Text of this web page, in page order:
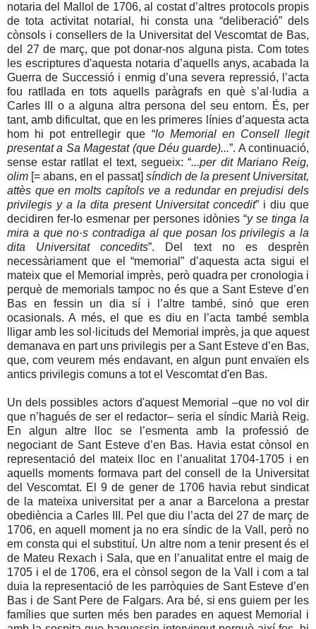
notaria del Mallol de 1706, al costat d’altres protocols propis
de tota activitat notarial, hi consta una “deliberació” dels
cònsols i consellers de la Universitat del Vescomtat de Bas,
del 27 de març, que pot donar-nos alguna pista. Com totes
les escriptures d'aquesta notaria d’aquells anys, acabada la
Guerra de Successió i enmig d’una severa repressió, l’acta
fou ratllada en tots aquells paràgrafs en què s’al·ludia a
Carles III o a alguna altra persona del seu entorn. És, per
tant, amb dificultat, que en les primeres línies d’aquesta acta
hom hi pot entrellegir que “lo Memorial en Consell llegit
presentat a Sa Magestat (que Déu guarde)...”. A continuació,
sense estar ratllat el text, segueix: “...per dit Mariano Reig,
olim [= abans, en el passat] síndich de la present Universitat,
attès que en molts capítols ve a redundar en prejudisi dels
privilegis y a la dita present Universitat concedit” i diu que
decidiren fer-lo esmenar per persones idònies “y se tinga la
mira a que no·s contradiga al que posan los privilegis a la
dita Universitat concedits”. Del text no es desprèn
necessàriament que el “memorial” d’aquesta acta sigui el
mateix que el Memorial imprès, però quadra per cronologia i
perquè de memorials tampoc no és que a Sant Esteve d’en
Bas en fessin un dia sí i l’altre també, sinó que eren
ocasionals. A més, el que es diu en l’acta també sembla
lligar amb les sol·licituds del Memorial imprès, ja que aquest
demanava en part uns privilegis per a Sant Esteve d’en Bas,
que, com veurem més endavant, en algun punt envaïen els
antics privilegis comuns a tot el Vescomtat d'en Bas.
Un dels possibles actors d'aquest Memorial –que no vol dir
que n’hagués de ser el redactor– seria el síndic Marià Reig.
En algun altre lloc se l’esmenta amb la professió de
negociant de Sant Esteve d’en Bas. Havia estat cònsol en
representació del mateix lloc en l’anualitat 1704-1705 i en
aquells moments formava part del consell de la Universitat
del Vescomtat. El 9 de gener de 1706 havia rebut sindicat
de la mateixa universitat per a anar a Barcelona a prestar
obediència a Carles III. Pel que diu l’acta del 27 de març de
1706, en aquell moment ja no era síndic de la Vall, però no
em consta qui el substituí. Un altre nom a tenir present és el
de Mateu Rexach i Sala, que en l’anualitat entre el maig de
1705 i el de 1706, era el cònsol segon de la Vall i com a tal
duia la representació de les parròquies de Sant Esteve d’en
Bas i de Sant Pere de Falgars. Ara bé, si ens guiem per les
famílies que surten més ben parades en aquest Memorial i